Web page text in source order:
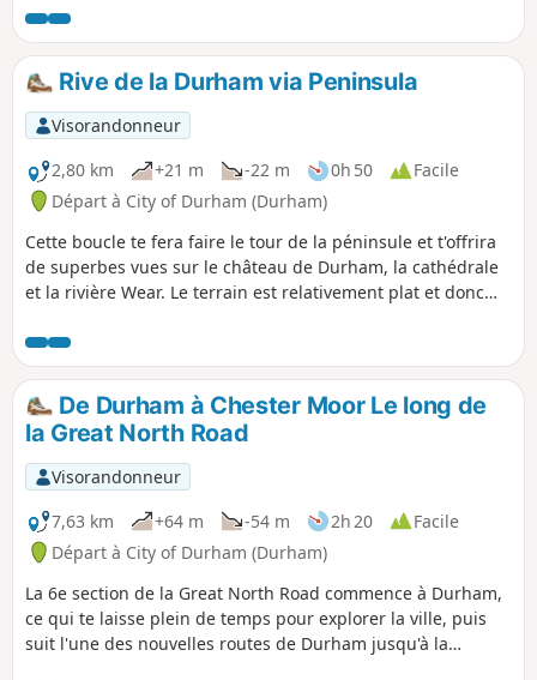
pique-niquer. Cette balade est accessible aux fauteuils
roulants et aux poussettes.
Rive de la Durham via Peninsula
Visorandonneur
2,80 km
+21 m -22 m 0h 50
Facile
Départ à City of Durham (Durham)
Cette boucle te fera faire le tour de la péninsule et t'offrira
de superbes vues sur le château de Durham, la cathédrale
et la rivière Wear. Le terrain est relativement plat et donc
De Durham à Chester Moor Le long de
la Great North Road
Visorandonneur
7,63 km
+64 m -54 m 2h 20
Facile
Départ à City of Durham (Durham)
La 6e section de la Great North Road commence à Durham,
ce qui te laisse plein de temps pour explorer la ville, puis
suit l'une des nouvelles routes de Durham jusqu'à la